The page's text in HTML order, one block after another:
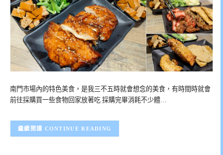
南門市場內的特色美食，是我三不五時就會想念的美食，有時間時就會
前往採購買一些食物回家放著吃 採購完畢消耗不少體…
CONTINUE READING